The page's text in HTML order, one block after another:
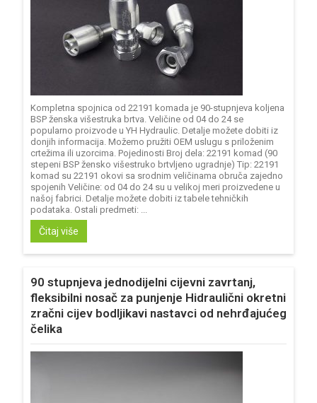
Kompletna spojnica od 22191 komada je 90-stupnjeva koljena
BSP ženska višestruka brtva. Veličine od 04 do 24 se
popularno proizvode u YH Hydraulic. Detalje možete dobiti iz
donjih informacija. Možemo pružiti OEM uslugu s priloženim
crtežima ili uzorcima. Pojedinosti Broj dela: 22191 komad (90
stepeni BSP žensko višestruko brtvljeno ugradnje) Tip: 22191
komad su 22191 okovi sa srodnim veličinama obruča zajedno
spojenih Veličine: od 04 do 24 su u velikoj meri proizvedene u
našoj fabrici. Detalje možete dobiti iz tabele tehničkih
podataka. Ostali predmeti: ...
Čitaj više
90 stupnjeva jednodijelni cijevni zavrtanj,
fleksibilni nosač za punjenje Hidraulični okretni
zračni cijev bodljikavi nastavci od nehrđajućeg
čelika